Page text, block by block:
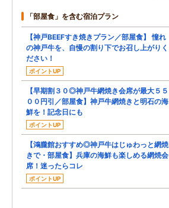
「部屋食」を含む宿泊プラン
【神戸BEEFすき焼きプラン／部屋食】 憧れ
の神戸牛を、自慢の割り下でお召し上がりく
ださい！
ポイントUP
【早期割３０◎神戸牛網焼き会席が最大５５
００円引／部屋食】神戸牛網焼きと明石の海
鮮を！記念日にも
ポイントUP
【鴻朧館おすすめ◎神戸牛はじゅわっと網焼
きで・部屋食】兵庫の海鮮も楽しめる網焼会
席！迷ったらコレ
ポイントUP